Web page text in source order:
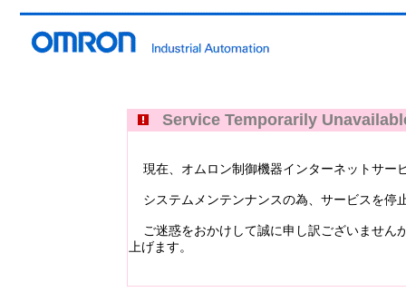
Service Temporarily
現在、オムロン制御機器インターネットサー
システムメンテンナンスの為、サービスを停
ご迷惑をおかけして誠に申し訳ございません
上げます。